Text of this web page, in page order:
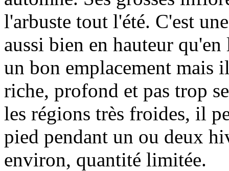
l'arbuste tout l'été. C'est
aussi bien en hauteur
un bon emplacement mais
riche, profond et pas trop
les régions très froides, il
pied pendant un ou deux
environ, quantité limitée.